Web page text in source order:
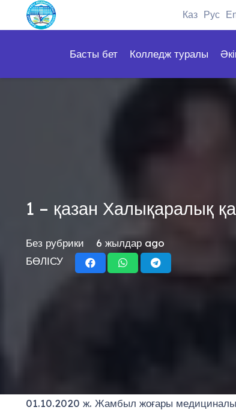
Каз Рус
Басты бет Колледж туралы
1 – қазан Халықаралық
Без рубрики
6 жылдар ago
БӨЛІСУ
01.10.2020 ж. Жамбыл жоғары медициналық